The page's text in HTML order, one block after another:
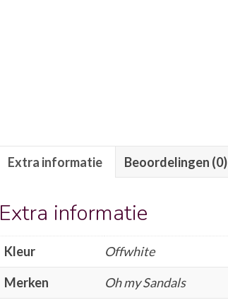
Extra informatie Beoordelingen (0)
Extra informatie
Kleur
Offwhite
Merken
Oh my Sandals